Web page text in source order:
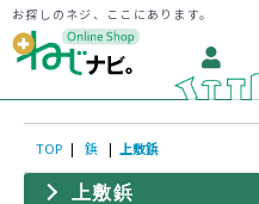
お探しのネジ、ここにあります。
TOP | 鋲 | 上敷鋲
上敷鋲